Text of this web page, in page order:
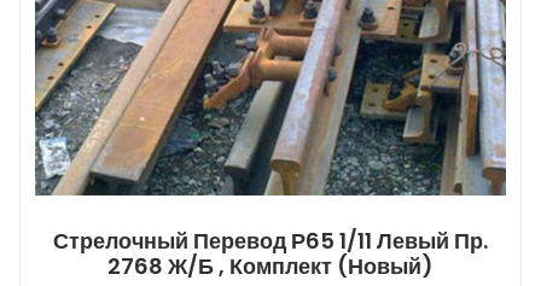
Стрелочный Перевод Р65 1/11 Левый Пр.
2768 Ж/б , Комплект (новый)